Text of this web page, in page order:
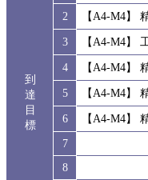
到
達
目
標
2
【A4-M4】
3
【A4-M4】
4
【A4-M4】
5
【A4-M4】
6
【A4-M4】
7
8